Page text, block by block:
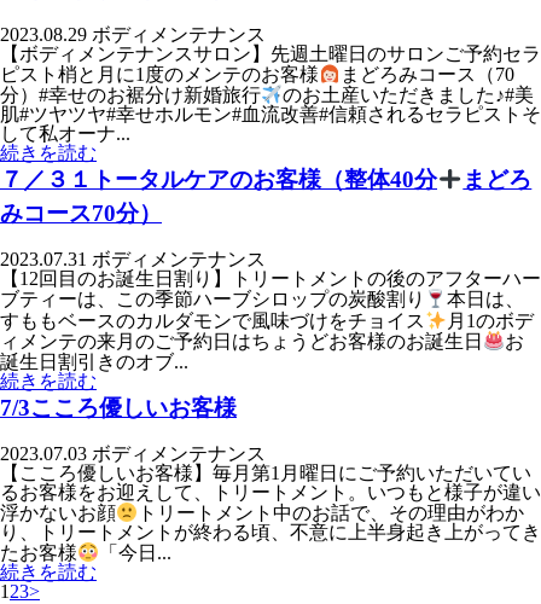
2023.08.29 ボディメンテナンス
【ボディメンテナンスサロン】先週土曜日のサロンご予約セラ
ピスト梢と月に1度のメンテのお客様
まどろみコース（70
分）#幸せのお裾分け新婚旅行
のお土産いただきました♪#美
肌#ツヤツヤ#幸せホルモン#血流改善#信頼されるセラピストそ
して私オーナ...
続きを読む
７／３１トータルケアのお客様（整体40分
まどろ
みコース70分）
2023.07.31 ボディメンテナンス
【12回目のお誕生日割り】トリートメントの後のアフターハー
ブティーは、この季節ハーブシロップの炭酸割り
本日は、
すももベースのカルダモンで風味づけをチョイス
月1のボデ
ィメンテの来月のご予約日はちょうどお客様のお誕生日
お
誕生日割引きのオブ...
続きを読む
7/3こころ優しいお客様
2023.07.03 ボディメンテナンス
【こころ優しいお客様】毎月第1月曜日にご予約いただいてい
るお客様をお迎えして、トリートメント。いつもと様子が違い
浮かないお顔
トリートメント中のお話で、その理由がわか
り、トリートメントが終わる頃、不意に上半身起き上がってき
たお客様
「今日...
続きを読む
123>